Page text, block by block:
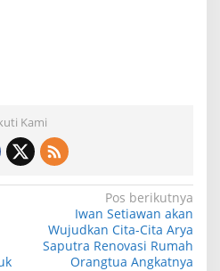
Kami
Pos berikutnya
Iwan Setiawan akan
Wujudkan Cita-Cita Arya
Saputra Renovasi Rumah
Orangtua Angkatnya